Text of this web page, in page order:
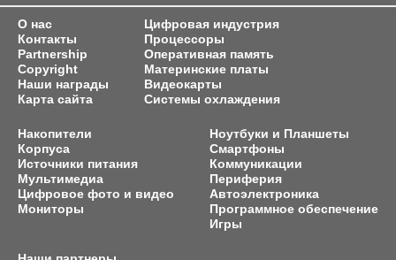
О нас
Контакты
Partnership
Copyright
Наши награды
Карта сайта
Цифровая индустрия
Процессоры
Оперативная память
Материнские платы
Видеокарты
Системы охлаждения
Накопители
Корпуса
Источники питания
Мультимедиа
Цифровое фото и видео
Мониторы
Ноутбуки и Планшеты
Смартфоны
Коммуникации
Периферия
Автоэлектроника
Программное обеспечение
Игры